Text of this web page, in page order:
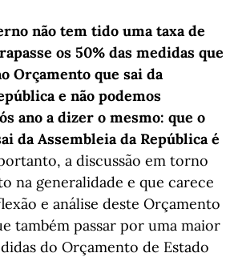
não tem tido uma taxa de
os 50% das medidas que
Orçamento que sai da
e não podemos
ano a dizer o mesmo: que o
da Assembleia da República é
a discussão em torno
na generalidade e que carece
e análise deste Orçamento
também passar por uma maior
do Orçamento de Estado